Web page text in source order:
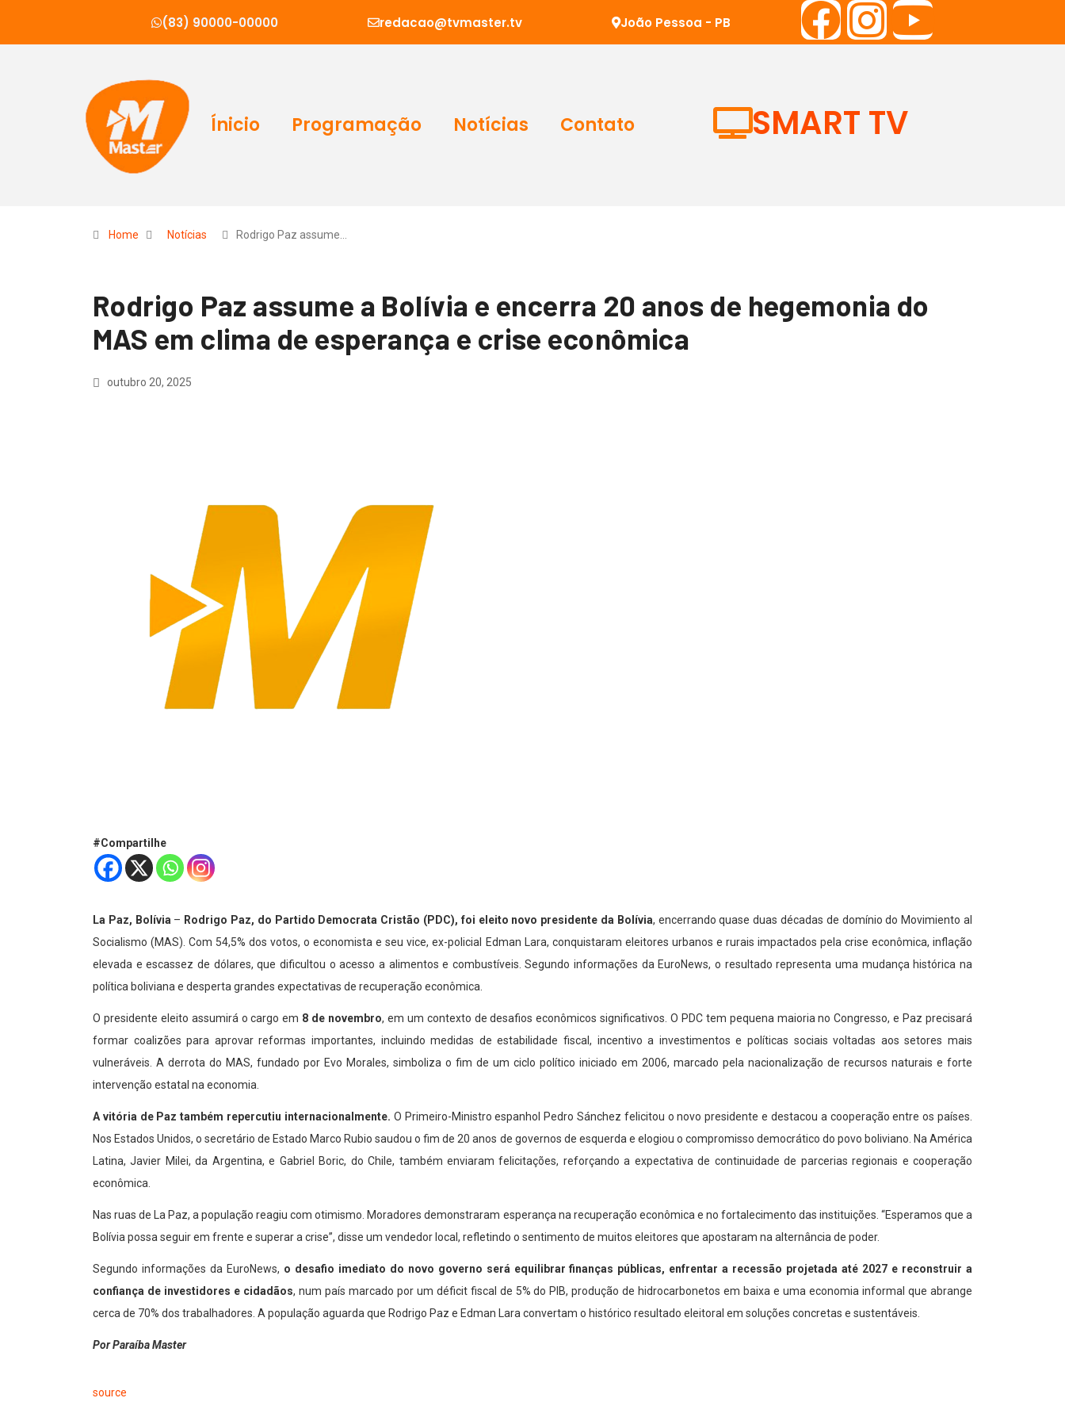
(83) 90000-00000 redacao@tvmaster.tv João Pessoa - PB
Ínicio Programação Notícias Contato SMART TV
Home Notícias Rodrigo Paz assume…
Rodrigo Paz assume a Bolívia e encerra 20 anos de hegemonia do
MAS em clima de esperança e crise econômica
outubro 20, 2025
#Compartilhe
La Paz, Bolívia – Rodrigo Paz, do Partido Democrata Cristão (PDC), foi eleito novo presidente da Bolívia, encerrando quase duas décadas de domínio do Movimiento al
Socialismo (MAS). Com 54,5% dos votos, o economista e seu vice, ex-policial Edman Lara, conquistaram eleitores urbanos e rurais impactados pela crise econômica, inflação
elevada e escassez de dólares, que dificultou o acesso a alimentos e combustíveis. Segundo informações da EuroNews, o resultado representa uma mudança histórica na
política boliviana e desperta grandes expectativas de recuperação econômica.
O presidente eleito assumirá o cargo em 8 de novembro, em um contexto de desafios econômicos significativos. O PDC tem pequena maioria no Congresso, e Paz precisará
formar coalizões para aprovar reformas importantes, incluindo medidas de estabilidade fiscal, incentivo a investimentos e políticas sociais voltadas aos setores mais
vulneráveis. A derrota do MAS, fundado por Evo Morales, simboliza o fim de um ciclo político iniciado em 2006, marcado pela nacionalização de recursos naturais e forte
intervenção estatal na economia.
A vitória de Paz também repercutiu internacionalmente. O Primeiro-Ministro espanhol Pedro Sánchez felicitou o novo presidente e destacou a cooperação entre os países.
Nos Estados Unidos, o secretário de Estado Marco Rubio saudou o fim de 20 anos de governos de esquerda e elogiou o compromisso democrático do povo boliviano. Na América
Latina, Javier Milei, da Argentina, e Gabriel Boric, do Chile, também enviaram felicitações, reforçando a expectativa de continuidade de parcerias regionais e cooperação
econômica.
Nas ruas de La Paz, a população reagiu com otimismo. Moradores demonstraram esperança na recuperação econômica e no fortalecimento das instituições. “Esperamos que a
Bolívia possa seguir em frente e superar a crise”, disse um vendedor local, refletindo o sentimento de muitos eleitores que apostaram na alternância de poder.
Segundo informações da EuroNews, o desafio imediato do novo governo será equilibrar finanças públicas, enfrentar a recessão projetada até 2027 e reconstruir a
confiança de investidores e cidadãos, num país marcado por um déficit fiscal de 5% do PIB, produção de hidrocarbonetos em baixa e uma economia informal que abrange
cerca de 70% dos trabalhadores. A população aguarda que Rodrigo Paz e Edman Lara convertam o histórico resultado eleitoral em soluções concretas e sustentáveis.
Por Paraíba Master
source